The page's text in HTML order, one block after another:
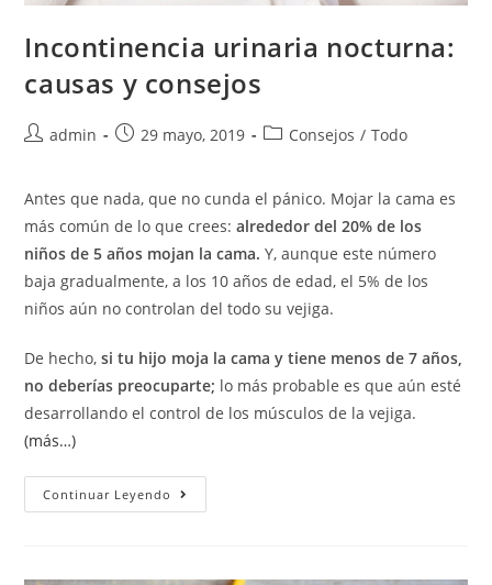
Incontinencia urinaria nocturna:
causas y consejos
admin 29 mayo, 2019 Consejos / Todo
Antes que nada, que no cunda el pánico. Mojar la cama es
más común de lo que crees:alrededor del 20% de los
niños de 5 años mojan la cama. Y, aunque este número
baja gradualmente, a los 10 años de edad, el 5% de los
niños aún no controlan del todo su vejiga.
De hecho,si tu hijo moja la cama y tiene menos de 7 años,
no deberías preocuparte; lo más probable es que aún esté
desarrollando el control de los músculos de la vejiga.
(más…)
Continuar Leyendo